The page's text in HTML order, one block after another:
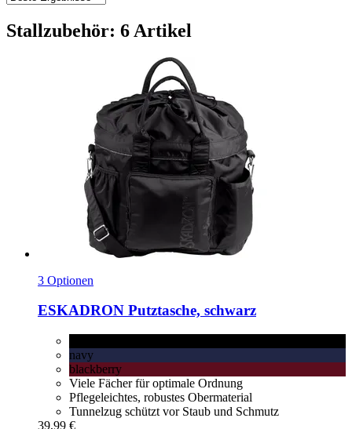
Stallzubehör: 6 Artikel
3 Optionen
ESKADRON Putztasche, schwarz
navy
blackberry
Viele Fächer für optimale Ordnung
Pflegeleichtes, robustes Obermaterial
Tunnelzug schützt vor Staub und Schmutz
39,99 €